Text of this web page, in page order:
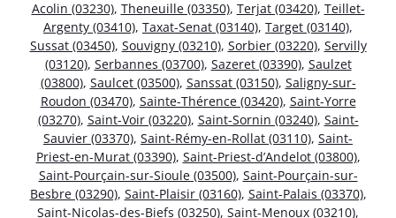
Acolin (03230), Theneuille (03350), Terjat (03420), Teillet-
Argenty (03410), Taxat-Senat (03140), Target (03140),
Sussat (03450), Souvigny (03210), Sorbier (03220), Servilly
(03120), Serbannes (03700), Sazeret (03390), Saulzet
(03800), Saulcet (03500), Sanssat (03150), Saligny-sur-
Roudon (03470), Sainte-Thérence (03420), Saint-Yorre
(03270), Saint-Voir (03220), Saint-Sornin (03240), Saint-
Sauvier (03370), Saint-Rémy-en-Rollat (03110), Saint-
Priest-en-Murat (03390), Saint-Priest-d’Andelot (03800),
Saint-Pourçain-sur-Sioule (03500), Saint-Pourçain-sur-
Besbre (03290), Saint-Plaisir (03160), Saint-Palais (03370),
Saint-Nicolas-des-Biefs (03250), Saint-Menoux (03210),